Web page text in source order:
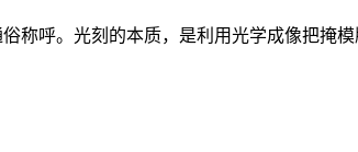
称呼。光刻的本质，是利用光学成像把掩